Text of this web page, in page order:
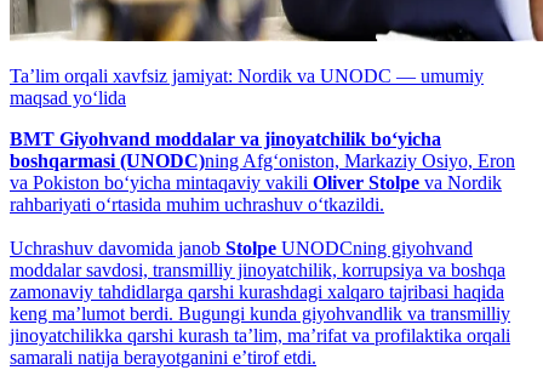
Taʼlim orqali xavfsiz jamiyat: Nordik va UNODC — umumiy
maqsad yo‘lida
BMT Giyohvand moddalar va jinoyatchilik bo‘yicha
boshqarmasi (UNODC)ning Afg‘oniston, Markaziy Osiyo, Eron
va Pokiston bo‘yicha mintaqaviy vakili Oliver Stolpe va Nordik
rahbariyati o‘rtasida muhim uchrashuv o‘tkazildi.
Uchrashuv davomida janob Stolpe UNODCning giyohvand
moddalar savdosi, transmilliy jinoyatchilik, korrupsiya va boshqa
zamonaviy tahdidlarga qarshi kurashdagi xalqaro tajribasi haqida
keng maʼlumot berdi. Bugungi kunda giyohvandlik va transmilliy
jinoyatchilikka qarshi kurash taʼlim, maʼrifat va profilaktika orqali
samarali natija berayotganini eʼtirof etdi.